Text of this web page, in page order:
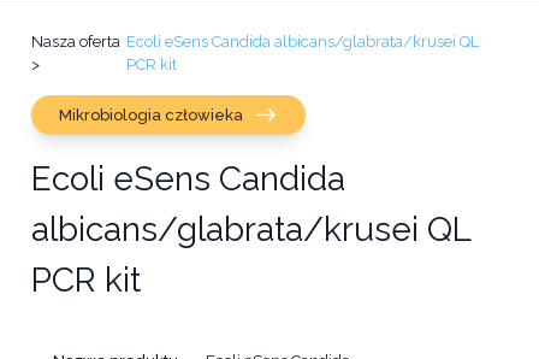
Nasza oferta
>
Ecoli eSens Candida albicans/glabrata/krusei QL
PCR kit
Mikrobiologia człowieka
Ecoli eSens Candida
albicans/glabrata/krusei QL
PCR kit